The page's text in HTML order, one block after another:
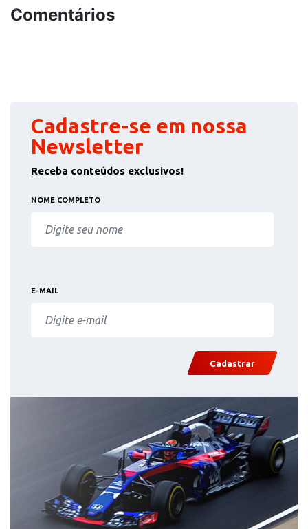
Comentários
Cadastre-se em nossa
Newsletter
Receba conteúdos exclusivos!
NOME COMPLETO
E-MAIL
Cadastrar